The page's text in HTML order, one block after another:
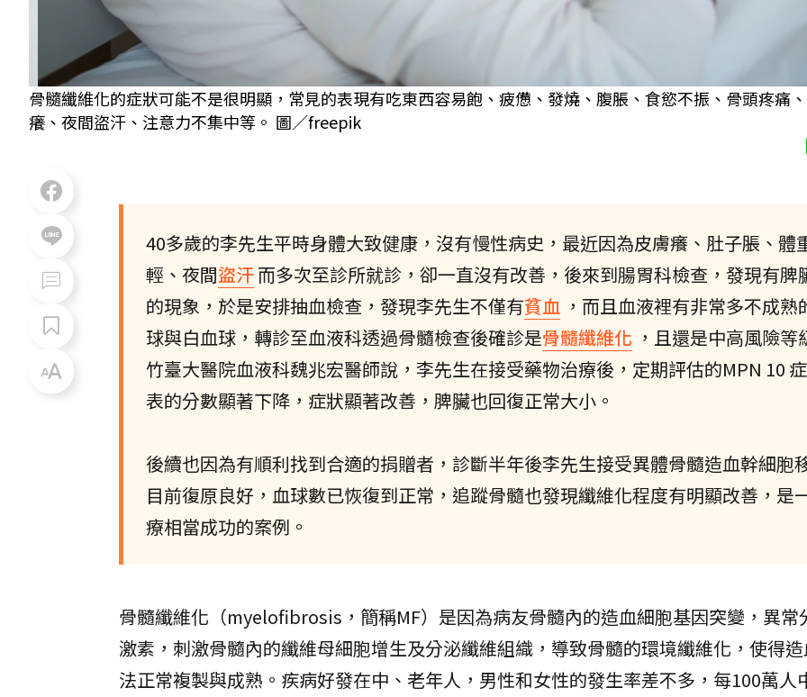
骨髓纖維化的症狀可能不是很明顯，常見的表現有吃東西容易飽、疲憊、發燒、腹脹、食慾不振、骨頭疼痛
癢、夜間盜汗、注意力不集中等。 圖／freepik
40多歲的李先生平時身體大致健康，沒有慢性病史，最近因為皮膚癢、肚子脹、體
輕、夜間盜汗而多次至診所就診，卻一直沒有改善，後來到腸胃科檢查，發現有脾
的現象，於是安排抽血檢查，發現李先生不僅有貧血 ，而且血液裡有非常多不成熟
球與白血球，轉診至血液科透過骨髓檢查後確診是骨髓纖維化 ，且還是中高風險等
竹臺大醫院血液科魏兆宏醫師說，李先生在接受藥物治療後，定期評估的MPN 10
表的分數顯著下降，症狀顯著改善，脾臟也回復正常大小。
後續也因為有順利找到合適的捐贈者，診斷半年後李先生接受異體骨髓造血幹細胞
目前復原良好，血球數已恢復到正常，追蹤骨髓也發現纖維化程度有明顯改善，是
療相當成功的案例。
骨髓纖維化（myelofibrosis，簡稱MF）是因為病友骨髓內的造血細胞基因突變，異常
激素，刺激骨髓內的纖維母細胞增生及分泌纖維組織，導致骨髓的環境纖維化，使得
法正常複製與成熟。疾病好發在中、老年人，男性和女性的發生率差不多，每100萬人